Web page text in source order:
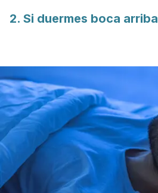
2. Si duermes boca arriba